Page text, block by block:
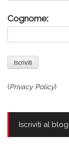
Cognome:
(Privacy Policy)
Iscriviti al blog